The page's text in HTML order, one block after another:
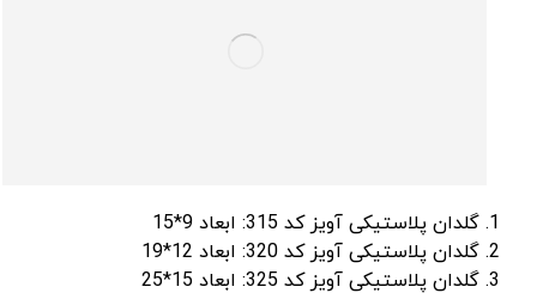
گلدان پلاستیکی آویز کد 315: ابعاد 9*15
گلدان پلاستیکی آویز کد 320: ابعاد 12*19
گلدان پلاستیکی آویز کد 325: ابعاد 15*25